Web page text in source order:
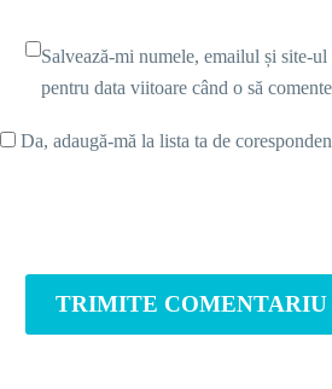
Salvează-mi numele, emailul și site-
pentru data viitoare când o să
Da, adaugă-mă la lista ta de
TRIMITE COMENTARIU